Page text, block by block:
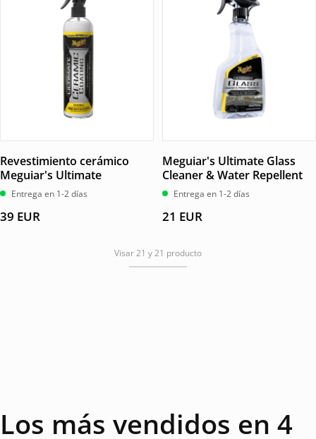
Revestimiento cerámico
Meguiar's Ultimate
Entrega en 1-2 días
39 EUR
Meguiar's Ultimate Glass
Cleaner & Water Repellent
Entrega en 1-2 días
21 EUR
Visar 21 y 21 producto
Los más vendidos en 4